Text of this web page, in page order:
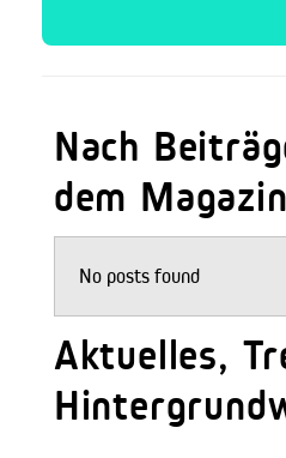
Nach
dem
No posts found
Aktuelles,